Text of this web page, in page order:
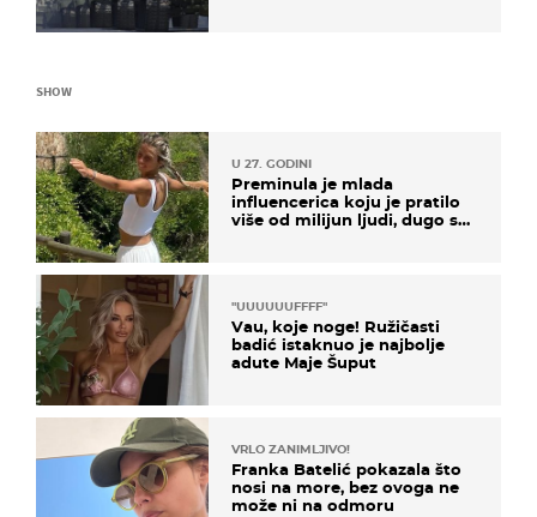
SHOW
U 27. GODINI
Preminula je mlada
influencerica koju je pratilo
više od milijun ljudi, dugo se
"UUUUUUFFFF"
Vau, koje noge! Ružičasti
badić istaknuo je najbolje
adute Maje Šuput
VRLO ZANIMLJIVO!
Franka Batelić pokazala što
nosi na more, bez ovoga ne
može ni na odmoru